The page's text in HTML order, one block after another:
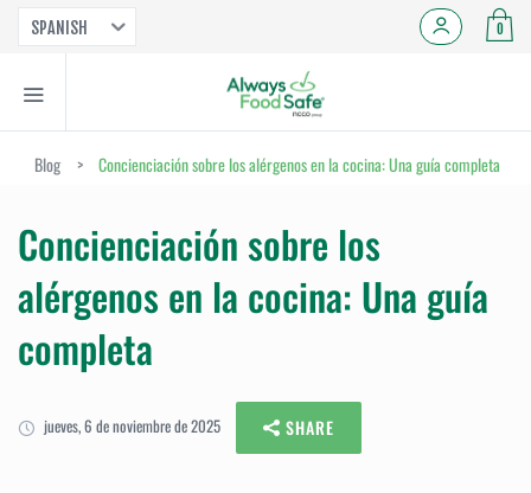
SPANISH 0
Blog > Concienciación sobre los alérgenos en la cocina: Una guía completa
Concienciación sobre los
alérgenos en la cocina: Una guía
completa
jueves, 6 de noviembre de 2025 SHARE